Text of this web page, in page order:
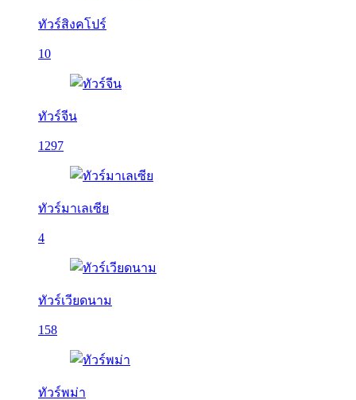
ทัวร์สิงคโปร์
10
ทัวร์จีน
1297
ทัวร์มาเลเซีย
4
ทัวร์เวียดนาม
158
ทัวร์พม่า